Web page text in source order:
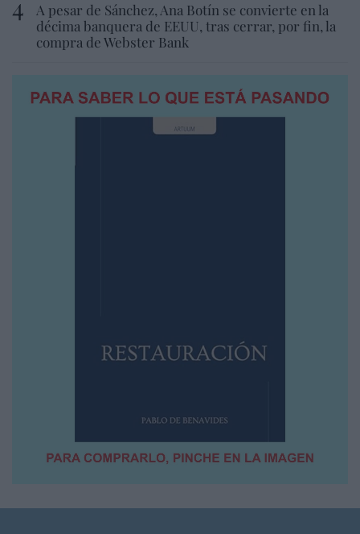
A pesar de Sánchez, Ana Botín se convierte en la
décima banquera de EEUU, tras cerrar, por fin, la
compra de Webster Bank